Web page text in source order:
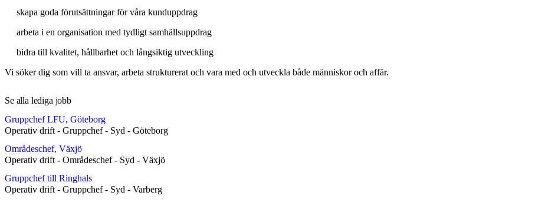
skapa goda förutsättningar för våra kunduppdrag
arbeta i en organisation med tydligt samhällsuppdrag
bidra till kvalitet, hållbarhet och långsiktig utveckling
Vi söker dig som vill ta ansvar, arbeta strukturerat och vara med och utveckla både människor och affär.
Se alla lediga jobb
Gruppchef LFU, Göteborg
Operativ drift - Gruppchef- Syd - Göteborg
Områdeschef, Växjö
Operativ drift - Områdeschef- Syd - Växjö
Gruppchef till Ringhals
Operativ drift - Gruppchef- Syd - Varberg